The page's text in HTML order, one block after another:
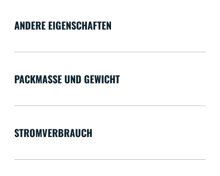
ANDERE EIGENSCHAFTEN
PACKMASSE UND GEWICHT
STROMVERBRAUCH